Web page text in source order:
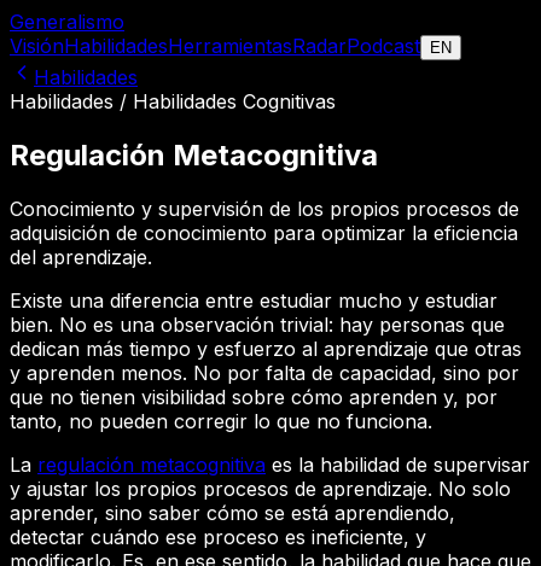
Generalismo
VisiónHabilidadesHerramientasRadarPodcast EN
Habilidades
Habilidades / Habilidades Cognitivas
Regulación Metacognitiva
Conocimiento y supervisión de los propios procesos de
adquisición de conocimiento para optimizar la eficiencia
del aprendizaje.
Existe una diferencia entre estudiar mucho y estudiar
bien. No es una observación trivial: hay personas que
dedican más tiempo y esfuerzo al aprendizaje que otras
y aprenden menos. No por falta de capacidad, sino por
que no tienen visibilidad sobre cómo aprenden y, por
tanto, no pueden corregir lo que no funciona.
La regulación metacognitiva es la habilidad de supervisar
y ajustar los propios procesos de aprendizaje. No solo
aprender, sino saber cómo se está aprendiendo,
detectar cuándo ese proceso es ineficiente, y
modificarlo. Es, en ese sentido, la habilidad que hace que